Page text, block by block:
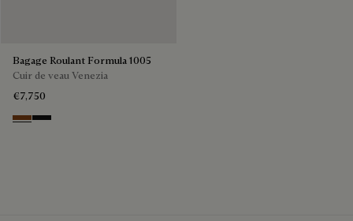
Bagage Roulant Formula 1005
Cuir de veau Venezia
€7,750
Cacao Intenso
NERO GRIGIO